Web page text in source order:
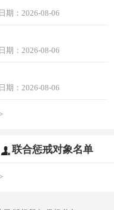
期：2026-08-06
期：2026-08-06
期：2026-08-06
联合惩戒对象名单